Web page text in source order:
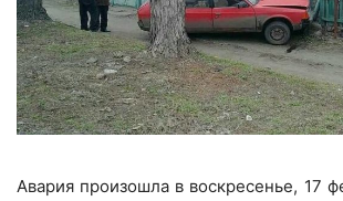
Авария произошла в воскресенье, 17